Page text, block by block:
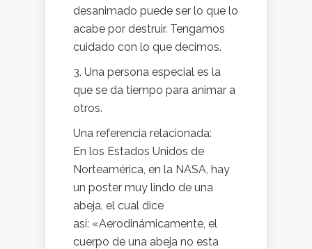
desanimado puede ser lo que lo
acabe por destruir. Tengamos
cuidado con lo que decimos.
3. Una persona especial es la
que se da tiempo para animar a
otros.
Una referencia relacionada:
En los Estados Unidos de
Norteamérica, en la NASA, hay
un poster muy lindo de una
abeja, el cual dice
así: «Aerodinámicamente, el
cuerpo de una abeja no esta